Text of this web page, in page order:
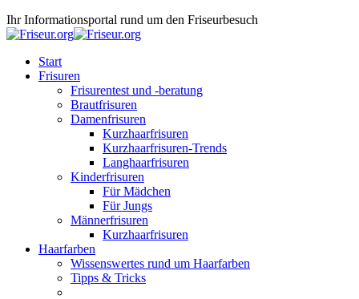
Ihr Informationsportal rund um den Friseurbesuch
Start
Frisuren
Frisurentest und -beratung
Brautfrisuren
Damenfrisuren
Kurzhaarfrisuren
Kurzhaarfrisuren-Trends
Langhaarfrisuren
Kinderfrisuren
Für Mädchen
Für Jungs
Männerfrisuren
Kurzhaarfrisuren
Haarfarben
Wissenswertes rund um Haarfarben
Tipps & Tricks